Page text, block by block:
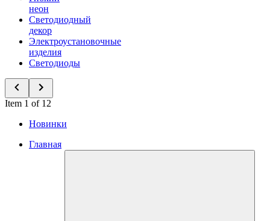
неон
Светодиодный
декор
Электроустановочные
изделия
Светодиоды
Item 1 of 12
Новинки
Главная